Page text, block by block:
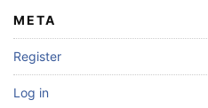
META
Register
Log in